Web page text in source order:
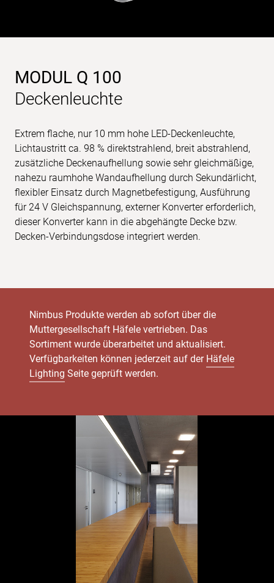
MODUL Q 100
Deckenleuchte
Extrem flache, nur 10 mm hohe LED-Deckenleuchte,
Lichtaustritt ca. 98 % direktstrahlend, breit abstrahlend,
zusätzliche Deckenaufhellung sowie sehr gleichmäßige,
nahezu raumhohe Wandaufhellung durch Sekundärlicht,
flexibler Einsatz durch Magnetbefestigung, Ausführung
für 24 V Gleichspannung, externer Konverter erforderlich,
dieser Konverter kann in die abgehängte Decke bzw.
Decken-Verbindungsdose integriert werden.
Nimbus Produkte werden ab sofort über die
Muttergesellschaft Häfele vertrieben. Das
Sortiment wurde überarbeitet und aktualisiert.
Verfügbarkeiten können jederzeit auf der Häfele
Lighting Seite geprüft werden.
Anwendungs-